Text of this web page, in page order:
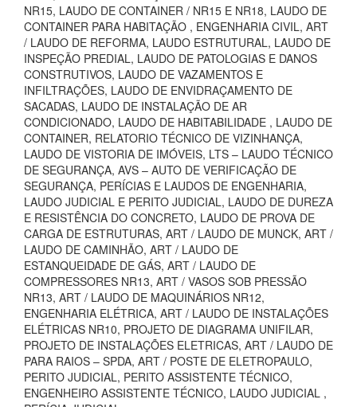
NR15, LAUDO DE CONTAINER / NR15 E NR18, LAUDO DE
CONTAINER PARA HABITAÇÃO , ENGENHARIA CIVIL, ART
/ LAUDO DE REFORMA, LAUDO ESTRUTURAL, LAUDO DE
INSPEÇÃO PREDIAL, LAUDO DE PATOLOGIAS E DANOS
CONSTRUTIVOS, LAUDO DE VAZAMENTOS E
INFILTRAÇÕES, LAUDO DE ENVIDRAÇAMENTO DE
SACADAS, LAUDO DE INSTALAÇÃO DE AR
CONDICIONADO, LAUDO DE HABITABILIDADE , LAUDO DE
CONTAINER, RELATORIO TÉCNICO DE VIZINHANÇA,
LAUDO DE VISTORIA DE IMÓVEIS, LTS – LAUDO TÉCNICO
DE SEGURANÇA, AVS – AUTO DE VERIFICAÇÃO DE
SEGURANÇA, PERÍCIAS E LAUDOS DE ENGENHARIA,
LAUDO JUDICIAL E PERITO JUDICIAL, LAUDO DE DUREZA
E RESISTÊNCIA DO CONCRETO, LAUDO DE PROVA DE
CARGA DE ESTRUTURAS, ART / LAUDO DE MUNCK, ART /
LAUDO DE CAMINHÃO, ART / LAUDO DE
ESTANQUEIDADE DE GÁS, ART / LAUDO DE
COMPRESSORES NR13, ART / VASOS SOB PRESSÃO
NR13, ART / LAUDO DE MAQUINÁRIOS NR12,
ENGENHARIA ELÉTRICA, ART / LAUDO DE INSTALAÇÕES
ELÉTRICAS NR10, PROJETO DE DIAGRAMA UNIFILAR,
PROJETO DE INSTALAÇÕES ELETRICAS, ART / LAUDO DE
PARA RAIOS – SPDA, ART / POSTE DE ELETROPAULO,
PERITO JUDICIAL, PERITO ASSISTENTE TÉCNICO,
ENGENHEIRO ASSISTENTE TÉCNICO, LAUDO JUDICIAL ,